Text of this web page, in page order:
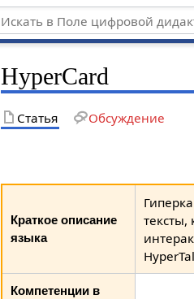
HyperCard
Статья Обсуждение
Краткое описание
языка
Компетенции в